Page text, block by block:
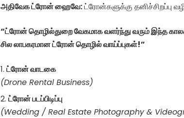
அதிவேக ட்ரோன் ஹைவே:ட்ரோன்களுக்கு தனிச்சிறப்பு
“ட்ரோன் தொழில்துறை வேகமாக வளர்ந்து வரும் இந்த
சில லாபகரமான ட்ரோன் தொழில் வாய்ப்புகள்!”
ட்ரோன் வாடகை
(Drone Rental Business)
ட்ரோன் படப்பிடிப்பு
(Wedding / Real Estate Photography &